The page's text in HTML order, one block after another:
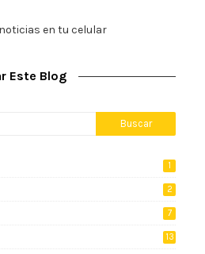
en tu celular
Este Blog
1
2
7
13